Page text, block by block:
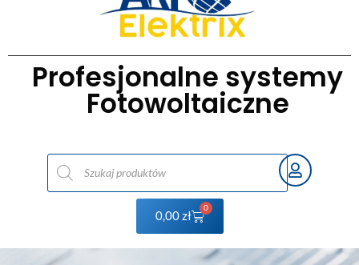
Profesjonalne systemy
Fotowoltaiczne
0,00zł
0